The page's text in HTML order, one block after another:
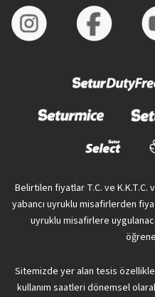
Belirtilen fiyatlar T.C. ve
yabancı uyruklu misafirlerden
uyruklu misafirlere
Sitemizde yer alan tesis
kullanım saatleri dönemsel